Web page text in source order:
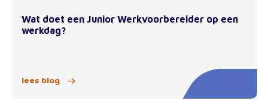
Wat doet een Junior Werkvoorbereider op een
werkdag?
lees blog